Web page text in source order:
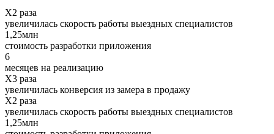
Х2 раза
увеличилась скорость работы выездных специалистов
1,25млн
стоимость разработки приложения
6
месяцев на реализацию
X3 раза
увеличилась конверсия из замера в продажу
Х2 раза
увеличилась скорость работы выездных специалистов
1,25млн